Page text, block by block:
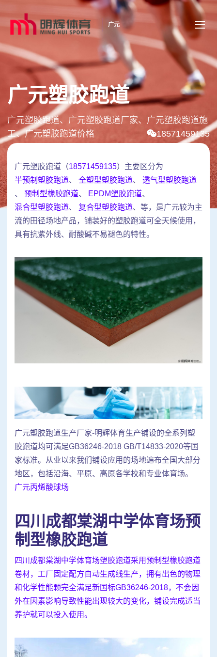
广元
广元塑胶跑道
广元塑胶跑道、广元塑胶跑道厂家、广元塑胶跑道施
工、广元塑胶跑道价格
18571459135
广元塑胶跑道（18571459135）主要区分为
半预制塑胶跑道、 全塑型塑胶跑道、 透气型塑胶跑道
、 预制型橡胶跑道、 EPDM塑胶跑道、
混合型塑胶跑道、 复合型塑胶跑道、等，是广元较为主
流的田径场地产品，铺装好的塑胶跑道可全天候使用，
具有抗紫外线、耐酸碱不易褪色的特性。
广元塑胶跑道生产厂家-明辉体育生产铺设的全系列塑
胶跑道均可满足GB36246-2018 GB/T14833-2020等国
家标准。从业以来我们铺设应用的场地遍布全国大部分
地区，包括沿海、平原、高原各学校和专业体育场。
广元丙烯酸球场
四川成都棠湖中学体育场预
制型橡胶跑道
四川成都棠湖中学体育场塑胶跑道采用预制型橡胶跑道
卷材，工厂固定配方自动生成线生产，拥有出色的物理
和化学性能颗完全满足新国标GB36246-2018，不会因
外在因素影响导致性能出现较大的变化，铺设完成适当
养护就可以投入使用。